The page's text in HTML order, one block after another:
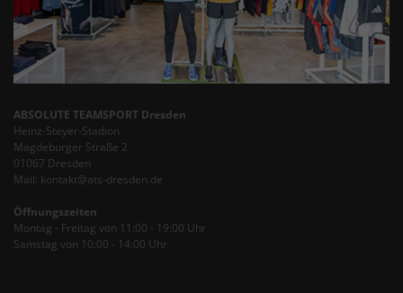
ABSOLUTE TEAMSPORT Dresden
Heinz-Steyer-Stadion
Magdeburger Straße 2
01067 Dresden
Mail: kontakt@ats-dresden.de
Öffnungszeiten
Montag - Freitag von 11:00 - 19:00 Uhr
Samstag von 10:00 - 14:00 Uhr